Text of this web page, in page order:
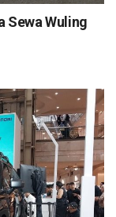
Sewa Wuling